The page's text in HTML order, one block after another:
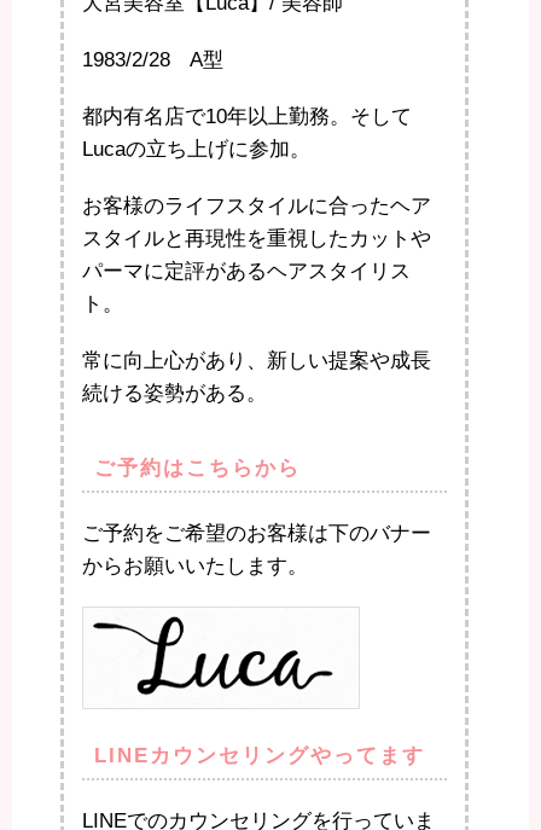
1983/2/28 A型
都内有名店で10年以上勤務。そして
Lucaの立ち上げに参加。
お客様のライフスタイルに合ったヘア
スタイルと再現性を重視したカットや
パーマに定評があるヘアスタイリス
ト。
常に向上心があり、新しい提案や成長
続ける姿勢がある。
ご予約はこちらから
ご予約をご希望のお客様は下のバナー
からお願いいたします。
LINEカウンセリングやってます
LINEでのカウンセリングを行っていま